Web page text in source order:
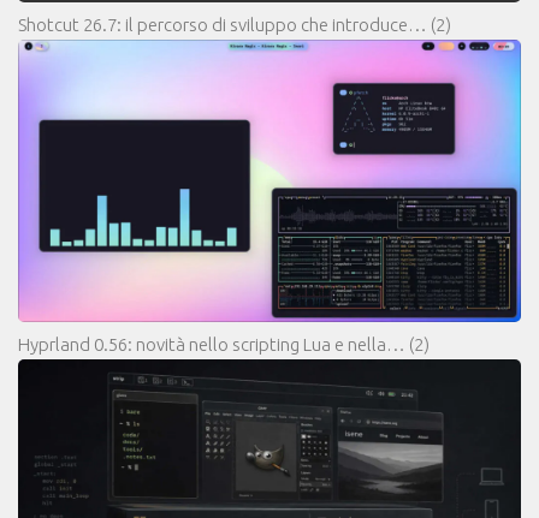
Shotcut 26.7: il percorso di sviluppo che introduce… (2)
Hyprland 0.56: novità nello scripting Lua e nella… (2)